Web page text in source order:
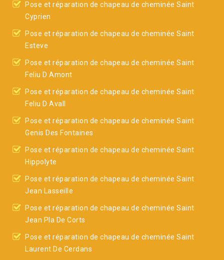
Pose et réparation de chapeau de cheminée Saint
Cyprien
Pose et réparation de chapeau de cheminée Saint
Esteve
Pose et réparation de chapeau de cheminée Saint
Feliu D Amont
Pose et réparation de chapeau de cheminée Saint
Feliu D Avall
Pose et réparation de chapeau de cheminée Saint
Genis Des Fontaines
Pose et réparation de chapeau de cheminée Saint
Hippolyte
Pose et réparation de chapeau de cheminée Saint
Jean Lasseille
Pose et réparation de chapeau de cheminée Saint
Jean Pla De Corts
Pose et réparation de chapeau de cheminée Saint
Laurent De Cerdans